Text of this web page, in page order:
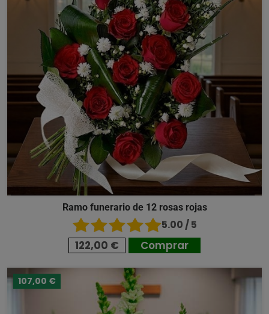
Ramo funerario de 12 rosas rojas
5.00 / 5
122,00 € Comprar
107,00 €